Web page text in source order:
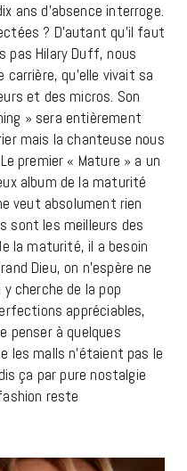
ans d’absence interroge.
? D’autant qu’il faut
pas Hilary Duff, nous
carrière, qu’elle vivait sa
et des micros. Son
» sera entièrement
mais la chanteuse nous
premier « Mature » a un
album de la maturité
veut absolument rien
sont les meilleurs des
la maturité, il a besoin
Dieu, on n’espère ne
cherche de la pop
appréciables,
penser à quelques
les malls n’étaient pas le
ça par pure nostalgie
reste